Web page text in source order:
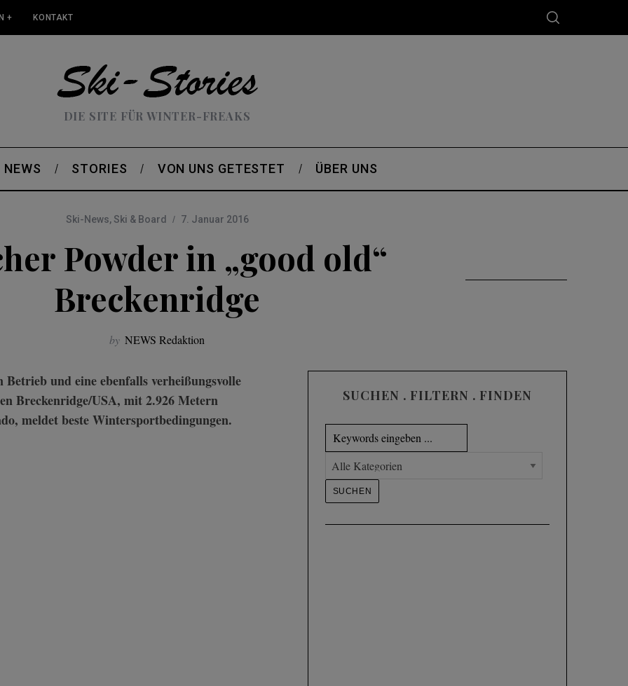
+ KONTAKT
DIE SITE FÜR WINTER-FREAKS
NEWS STORIES VON UNS GETESTET ÜBER UNS
Ski-News, Ski & Board 7. Januar 2016
Powder in „good old“
Breckenridge
by NEWS Redaktion
Breckenridge/USA, mit 2.926 Metern
meldet beste Wintersportbedingungen.
SUCHEN . FILTERN . FINDEN